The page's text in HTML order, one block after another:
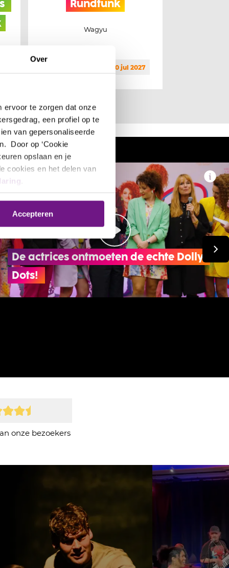
Over
ervoor te zorgen dat onze
een profiel op te
van gepersonaliseerde
Door op ‘Cookie
opslaan en je
cookies en het delen van
Accepteren
Rundfunk
Wagyu
wo 30 jun 2027 t/m za 10 jul 2027
De actrices ontmoeten de echte Dolly
Dots!
onze bezoekers